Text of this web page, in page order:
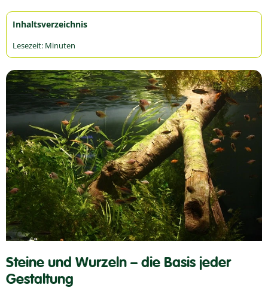
Inhaltsverzeichnis
Lesezeit: Minuten
Steine und Wurzeln – die Basis jeder
Gestaltung